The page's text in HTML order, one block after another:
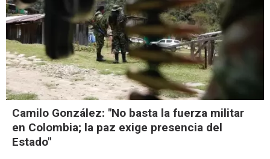
Camilo González: "No basta la fuerza militar
en Colombia; la paz exige presencia del
Estado"